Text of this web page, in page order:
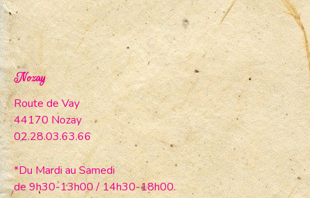
Nozay
Route de Vay
44170 Nozay
02.28.03.63.66
*Du Mardi au Samedi
de 9h30-13h00 / 14h30-18h00.